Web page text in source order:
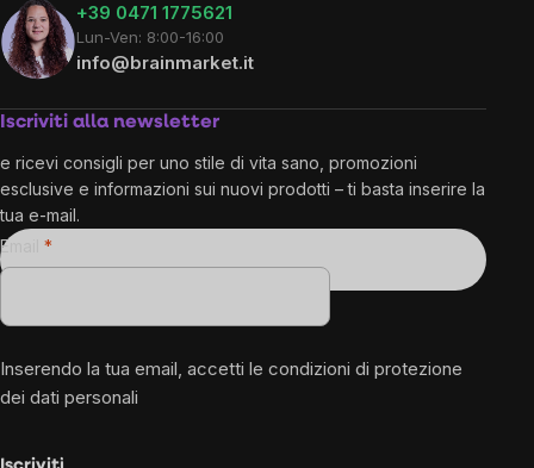
+39 0471 1775621
Lun-Ven: 8:00-16:00
info@brainmarket.it
Iscriviti alla newsletter
e ricevi consigli per uno stile di vita sano, promozioni
esclusive e informazioni sui nuovi prodotti – ti basta inserire la
tua e-mail.
Email
Inserendo la tua email, accetti le condizioni di protezione
dei dati personali